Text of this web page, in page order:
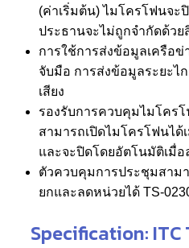
(ค่าเริ่มต้น) ไมโครโฟนจ
ประธานจะไม่ถูกจำกัดด้วย
การใช้การส่งข้อมูลเครือข่
จับมือ การส่งข้อมูลระยะ
เสียง
รองรับการควบคุมไมโคร
สามารถเปิดไมโครโฟนไ
และจะปิดโดยอัตโนมัติเมื่
ตัวควบคุมการประชุมสาม
ยกและลดหน่วยได้ TS-
Specification: